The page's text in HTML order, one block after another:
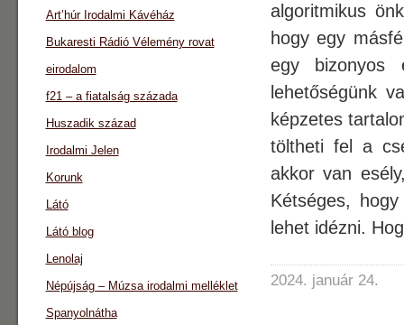
algoritmikus
hogy egy
egy bizonyos
lehetőségünk
képzetes
töltheti fel a
akkor van
Kétséges,
lehet idézni.
2024. január 24.
Art’húr Irodalmi Kávéház
Bukaresti Rádió Vélemény rovat
eirodalom
f21 – a fiatalság százada
Huszadik század
Irodalmi Jelen
Korunk
Látó
Látó blog
Lenolaj
Népújság – Múzsa irodalmi melléklet
Spanyolnátha